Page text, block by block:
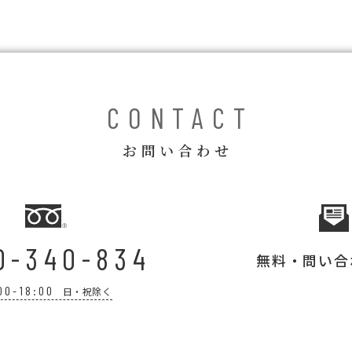
CONTACT
お問い合わせ
340-834
18:00 日・祝除く
無料・問い